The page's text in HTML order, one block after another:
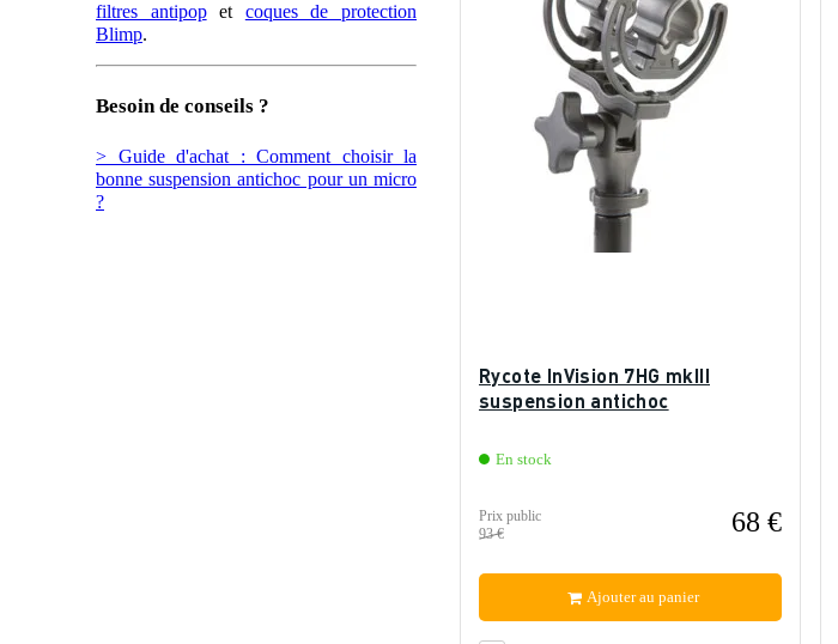
filtres antipopet coques de protection
Blimp.
Besoin de conseils ?
> Guide d'achat : Comment choisir la
bonne suspension antichoc pour un micro
?
Rycote InVision 7HG mkIII
suspension antichoc
En stock
Prix public
93 €
68 €
Ajouter au panier